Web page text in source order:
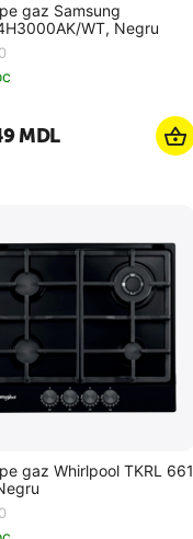
gaz Samsung
WT, Negru
MDL
gaz Whirlpool TKRL 661